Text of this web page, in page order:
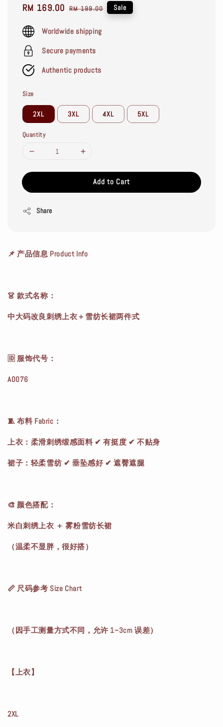
Sale
RM 169.00 Regular
RM 199.00 Sale
Worldwide shipping
Secure payments
Authentic products
Size
2XL 3XL 4XL 5XL
Quantity
Add to Cart
Share
📌 产品信息 Product Info
👗 款式名称：
中大码改良刺绣上衣＋雪纺长裙两件式
🆔 服饰代号：
A0076
🧵 布料 Fabric：
上衣：柔滑刺绣缎感面料 ✔ 有挺度 ✔ 不贴身
裙子：轻柔雪纺 ✔ 垂坠感好 ✔ 遮臀遮腿
🎨 颜色搭配：
米白刺绣上衣 ＋ 雾粉雪纺长裙
（温柔不显胖，很好搭）
📏 尺码参考 Size Chart
（因手工测量方式不同，允许 1–3cm 误差）
【上衣】
2XL